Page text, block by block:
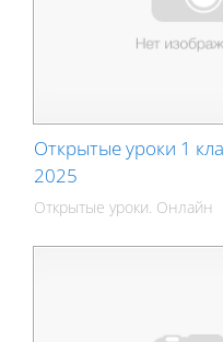
Открытые уроки 1
2025
Открытые уроки. Онлайн